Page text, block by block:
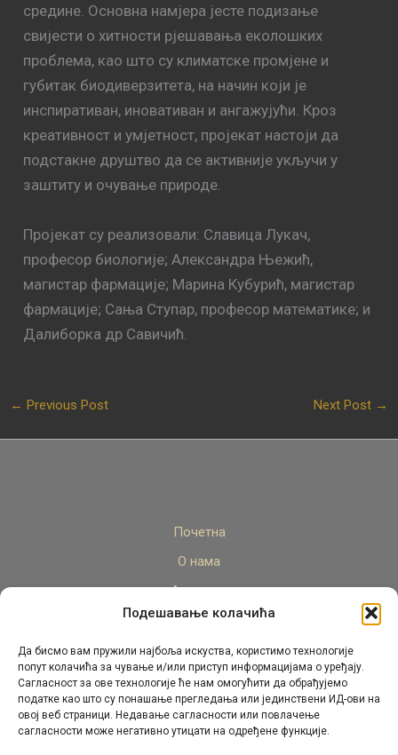
Подешавање колачића
Да бисмо вам пружили најбоља искуства, користимо технологије
попут колачића за чување и/или приступ информацијама о уређају.
Сагласност за ове технологије ће нам омогућити да обрађујемо
податке као што су понашање прегледања или јединствени ИД-ови на
овој веб страници. Недавање сагласности или повлачење
сагласности може негативно утицати на одређене функције.
средине. Основна намјера јесте подизање
свијести о хитности рјешавања еколошких
проблема, као што су климатске промјене и
губитак биодиверзитета, на начин који је
инспиративан, иновативан и ангажујући. Кроз
креативност и умјетност, пројекат настоји да
подстакне друштво да се активније укључи у
заштиту и очување природе.
Пројекат су реализовали: Славица Лукач,
професор биологије; Александра Њежић,
магистар фармације; Марина Кубурић, магистар
фармације; Сања Ступар, професор математике; и
Далиборка др Савичић.
← Previous Post Next Post →
Почетна
О нама
Актуелно
Стручни кадар
Пројекти
Архива
Контакт